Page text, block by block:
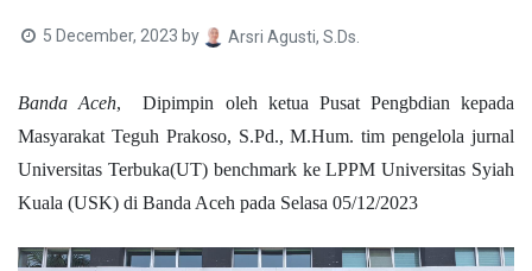
5 December, 2023 by Arsri Agusti, S.Ds.
Banda Aceh, Dipimpin oleh ketua Pusat Pengbdian kepada
Masyarakat Teguh Prakoso, S.Pd., M.Hum. tim pengelola jurnal
Universitas Terbuka(UT) benchmark ke LPPM Universitas Syiah
Kuala (USK) di Banda Aceh pada Selasa 05/12/2023